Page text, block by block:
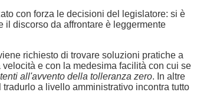
con forza le decisioni del legislatore: si è
il discorso da affrontare è leggermente
richiesto di trovare soluzioni pratiche a
e con la medesima facilità con cui se
all'avvento della tolleranza zero. In altre
a livello amministrativo incontra tutto